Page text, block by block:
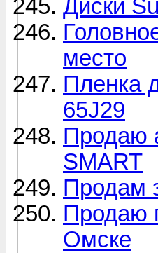
Диски
место
Пленка
65J29
Продаю
SMART
Продам
Продаю
Омске